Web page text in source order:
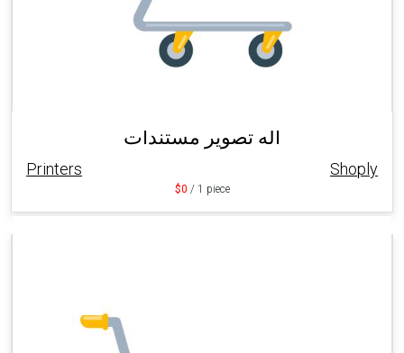
اله تصوير مستندات
Printers Shoply
$0 / 1 piece